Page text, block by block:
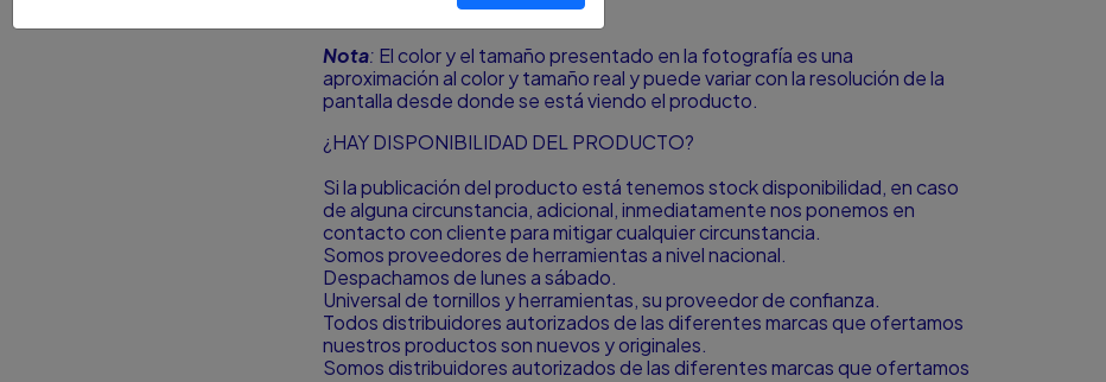
Nota: El color y el tamaño presentado en la fotografía es una
aproximación al color y tamaño real y puede variar con la resolución de la
pantalla desde donde se está viendo el producto.
¿HAY DISPONIBILIDAD DEL PRODUCTO?
Si la publicación del producto está tenemos stock disponibilidad, en caso
de alguna circunstancia, adicional, inmediatamente nos ponemos en
contacto con cliente para mitigar cualquier circunstancia.
Somos proveedores de herramientas a nivel nacional.
Despachamos de lunes a sábado.
Universal de tornillos y herramientas, su proveedor de confianza.
Todos distribuidores autorizados de las diferentes marcas que ofertamos
nuestros productos son nuevos y originales.
Somos distribuidores autorizados de las diferentes marcas que ofertamos